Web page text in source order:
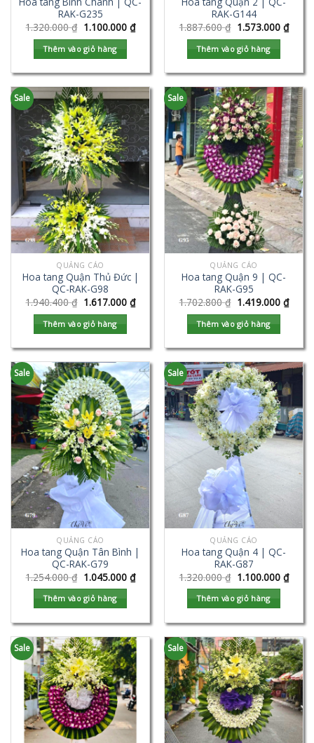
RAK-G235
1.320.000₫ 1.100.000 ₫
Thêm vào giỏ hàng
RAK-G144
1.887.600₫ 1.573.000 ₫
Thêm vào giỏ hàng
Sale
QUẢNG CÁO
Hoa tang Quận Thủ Đức |
QC-RAK-G98
1.940.400₫ 1.617.000 ₫
Thêm vào giỏ hàng
Sale
QUẢNG CÁO
Hoa tang Quận 9 | QC-
RAK-G95
1.702.800₫ 1.419.000 ₫
Thêm vào giỏ hàng
Sale
QUẢNG CÁO
Hoa tang Quận Tân Bình |
QC-RAK-G79
1.254.000₫ 1.045.000 ₫
Thêm vào giỏ hàng
Sale
QUẢNG CÁO
Hoa tang Quận 4 | QC-
RAK-G87
1.320.000₫ 1.100.000 ₫
Thêm vào giỏ hàng
Sale Sale